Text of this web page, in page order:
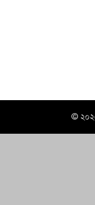
© ২০২০